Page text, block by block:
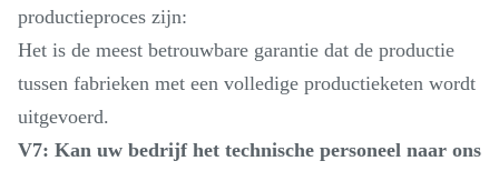
productieproces zijn:
Het is de meest betrouwbare garantie dat de productie
tussen fabrieken met een volledige productieketen wordt
uitgevoerd.
V7: Kan uw bedrijf het technische personeel naar ons